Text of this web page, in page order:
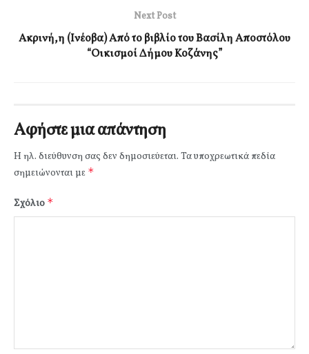
Next Post
Ακρινή,η (Ινέοβα) Από το βιβλίο του Βασίλη Αποστόλου
“Οικισμοί Δήμου Κοζάνης”
Αφήστε μια απάντηση
Η ηλ. διεύθυνση σας δεν δημοσιεύεται. Τα υποχρεωτικά πεδία
σημειώνονται με *
Σχόλιο *